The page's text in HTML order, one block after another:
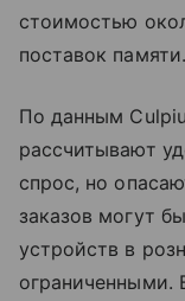
стоимостью
поставок памяти.
По данным
рассчитывают
спрос, но
заказов могут
устройств в
ограниченными.